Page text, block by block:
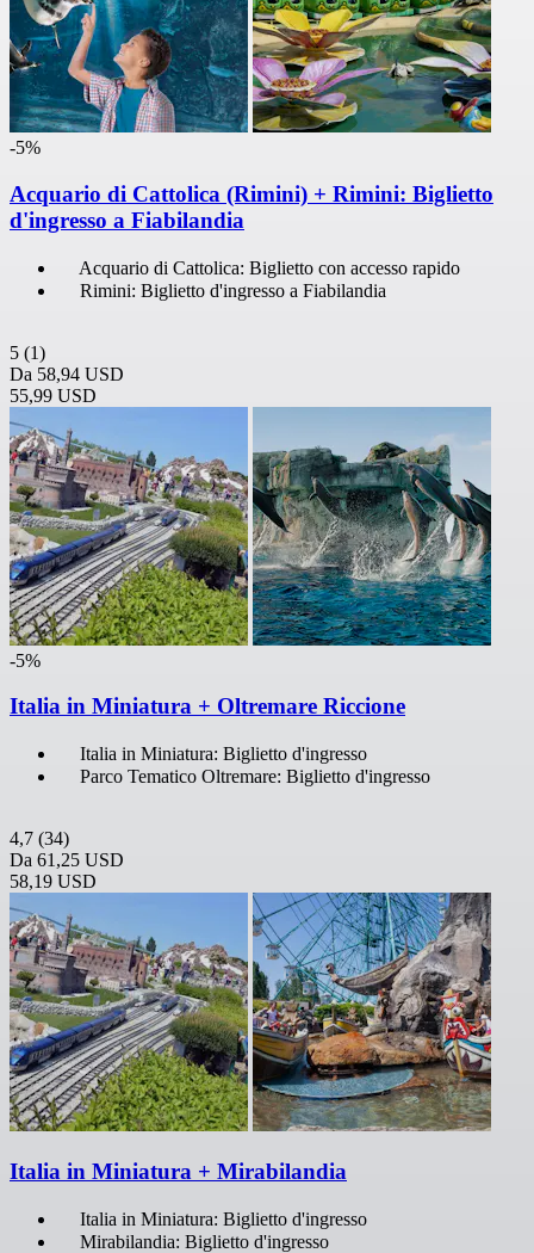
-5%
Acquario di Cattolica (Rimini) + Rimini: Biglietto
d'ingresso a Fiabilandia
Acquario di Cattolica: Biglietto con accesso rapido
Rimini: Biglietto d'ingresso a Fiabilandia
5 (1)
Da 58,94 USD
55,99 USD
-5%
Italia in Miniatura + Oltremare Riccione
Italia in Miniatura: Biglietto d'ingresso
Parco Tematico Oltremare: Biglietto d'ingresso
4,7 (34)
Da 61,25 USD
58,19 USD
Italia in Miniatura + Mirabilandia
Italia in Miniatura: Biglietto d'ingresso
Mirabilandia: Biglietto d'ingresso